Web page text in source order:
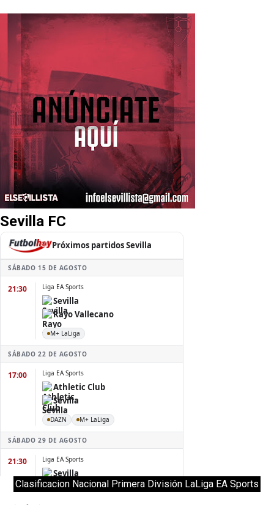
Sevilla FC
Clasificacion Nacional Primera División LaLiga EA Sports